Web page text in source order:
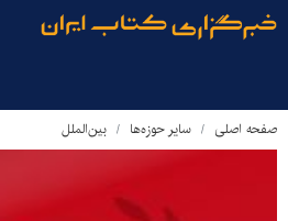
صفحه اصلی سایر حوزه‌ها بین‌الملل